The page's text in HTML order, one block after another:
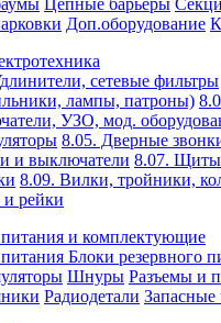
Цепные барьеры
Доп.оборудование
сетевые фильтры
лампы, патроны)
УЗО, мод.
8.05. Дверные
и выключатели 8.07.
8.09. Вилки, тройники,
рейки
и комплектующие
Блоки резервного
Шнуры Разъемы и
Радиодетали Запасные